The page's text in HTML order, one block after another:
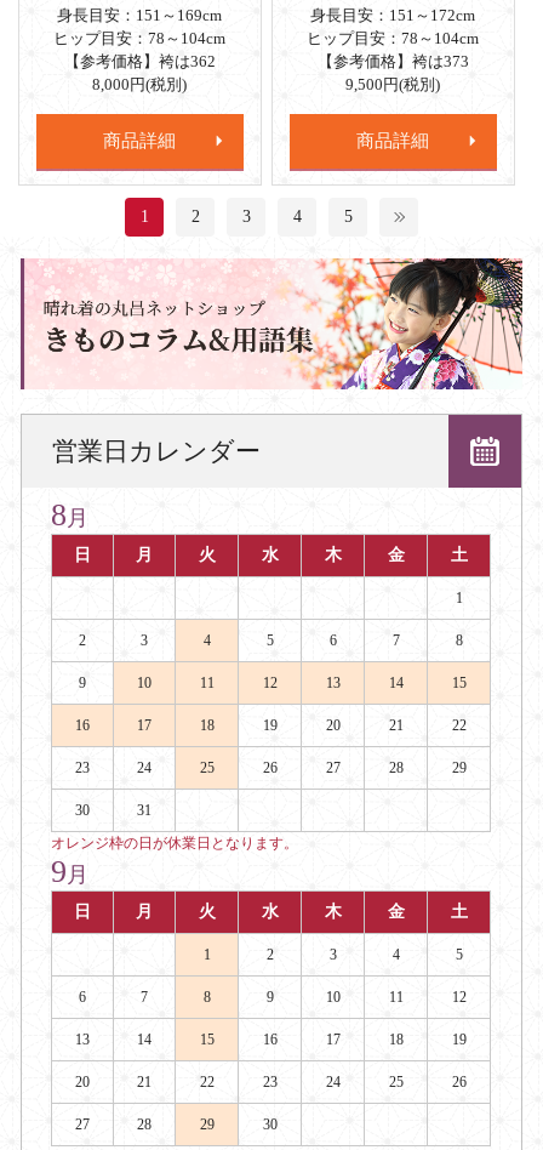
身長目安：151～169cm
ヒップ目安：78～104cm
【参考価格】袴は362
8,000円(税別)
商品詳細
身長目安：151～172cm
ヒップ目安：78～104cm
【参考価格】袴は373
9,500円(税別)
商品詳細
1 2 3 4 5
営業日カレンダー
8 月
日 月 火 水 木 金 土
1
2 3 4 5 6 7 8
9 10 11 12 13 14 15
16 17 18 19 20 21 22
23 24 25 26 27 28 29
30
31
オレンジ枠の日が休業日となります。
9 月
日 月 火 水 木 金 土
1 2 3 4 5
6 7 8 9 10 11 12
13 14 15 16 17 18 19
20 21 22 23 24 25 26
27 28 29 30